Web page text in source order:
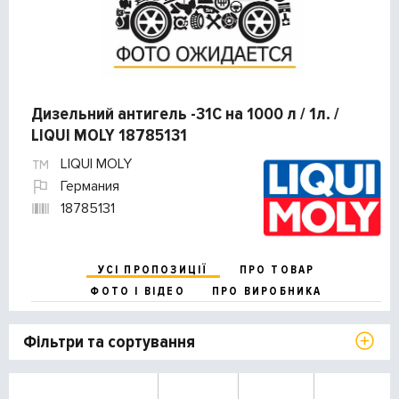
Дизельний антигель -31C на 1000 л / 1л. /
LIQUI MOLY 18785131
LIQUI MOLY
Германия
18785131
УСІ ПРОПОЗИЦІЇ
ПРО ТОВАР
ФОТО І ВІДЕО
ПРО ВИРОБНИКА
Фільтри та сортування